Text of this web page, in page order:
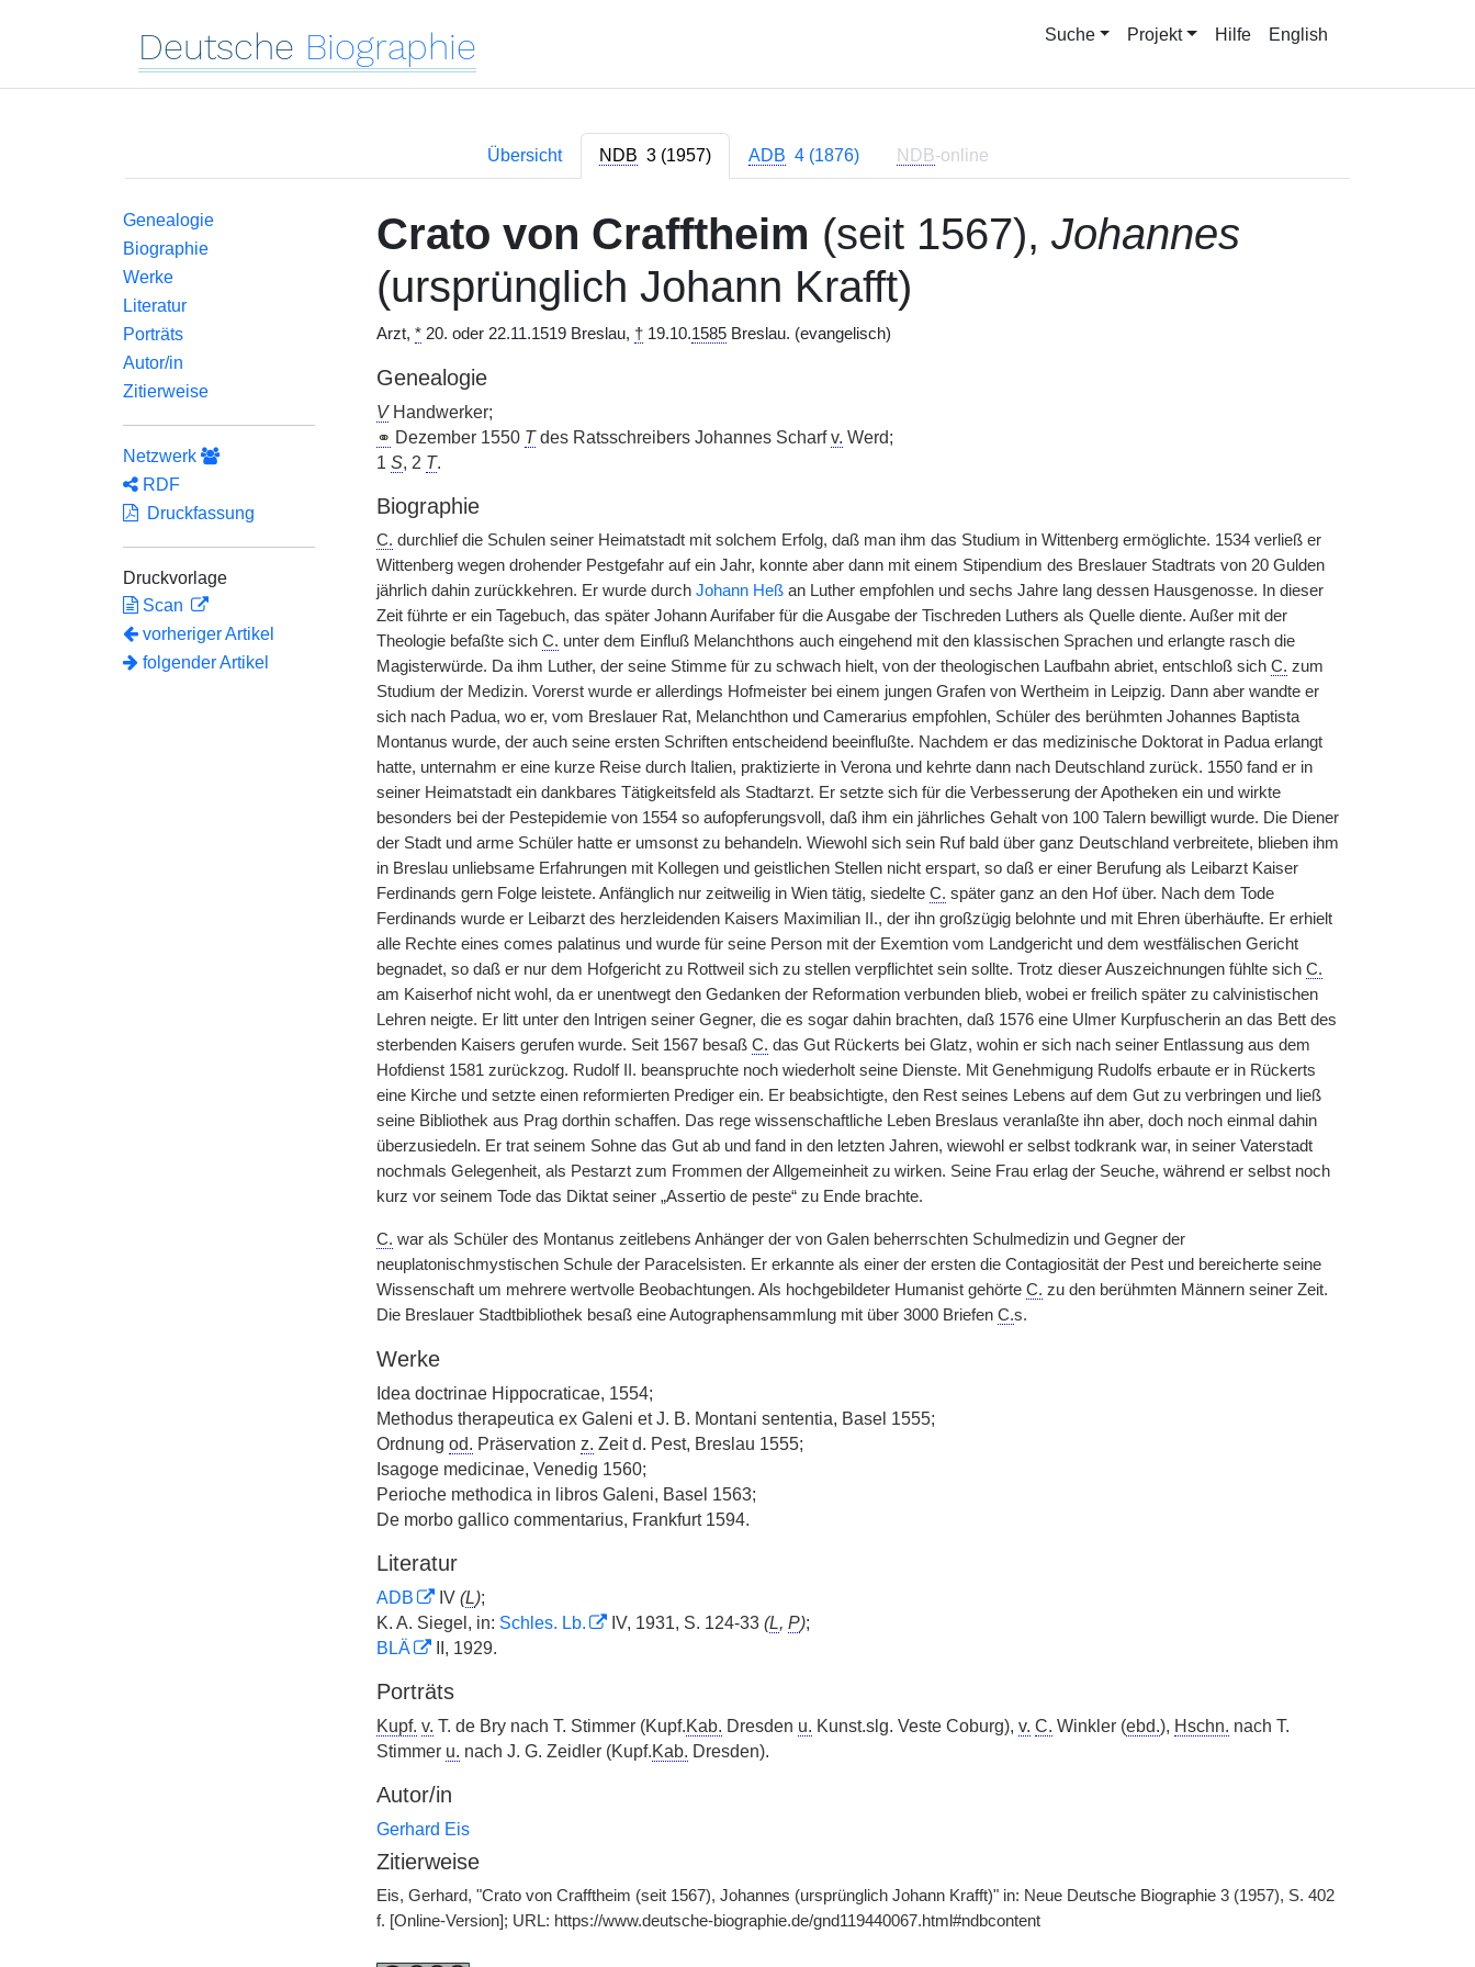
Deutsche Biographie Suche Projekt Hilfe English
Übersicht NDB 3 (1957) ADB 4 (1876) NDB-online
Genealogie
Biographie
Werke
Literatur
Porträts
Autor/in
Zitierweise
Netzwerk
RDF
Druckfassung
Druckvorlage
Scan
vorheriger Artikel
folgender Artikel
Crato von Crafftheim (seit 1567), Johannes
(ursprünglich Johann Krafft)
Arzt, *20. oder 22.11.1519 Breslau, †19.10.1585Breslau. (evangelisch)
Genealogie
VHandwerker;
⚭ Dezember 1550 Tdes Ratsschreibers Johannes Scharfv. Werd;
1 S, 2 T.
Biographie
C. durchlief die Schulen seiner Heimatstadt mit solchem Erfolg, daß man ihm das Studium in Wittenberg ermöglichte. 1534 verließ er
Wittenberg wegen drohender Pestgefahr auf ein Jahr, konnte aber dann mit einem Stipendium des Breslauer Stadtrats von 20 Gulden
jährlich dahin zurückkehren. Er wurde durch Johann Heßan Luther empfohlen und sechs Jahre lang dessen Hausgenosse. In dieser
Zeit führte er ein Tagebuch, das später Johann Aurifaber für die Ausgabe der Tischreden Luthers als Quelle diente. Außer mit der
Theologie befaßte sich C. unter dem Einfluß Melanchthons auch eingehend mit den klassischen Sprachen und erlangte rasch die
Magisterwürde. Da ihm Luther, der seine Stimme für zu schwach hielt, von der theologischen Laufbahn abriet, entschloß sich C. zum
Studium der Medizin. Vorerst wurde er allerdings Hofmeister bei einem jungen Grafen von Wertheim in Leipzig. Dann aber wandte er
sich nach Padua, wo er, vom Breslauer Rat, Melanchthon und Camerarius empfohlen, Schüler des berühmten Johannes Baptista
Montanus wurde, der auch seine ersten Schriften entscheidend beeinflußte. Nachdem er das medizinische Doktorat in Padua erlangt
hatte, unternahm er eine kurze Reise durch Italien, praktizierte in Verona und kehrte dann nach Deutschland zurück. 1550 fand er in
seiner Heimatstadt ein dankbares Tätigkeitsfeld als Stadtarzt. Er setzte sich für die Verbesserung der Apotheken ein und wirkte
besonders bei der Pestepidemie von 1554 so aufopferungsvoll, daß ihm ein jährliches Gehalt von 100 Talern bewilligt wurde. Die Diener
der Stadt und arme Schüler hatte er umsonst zu behandeln. Wiewohl sich sein Ruf bald über ganz Deutschland verbreitete, blieben ihm
in Breslau unliebsame Erfahrungen mit Kollegen und geistlichen Stellen nicht erspart, so daß er einer Berufung als Leibarzt Kaiser
Ferdinands gern Folge leistete. Anfänglich nur zeitweilig in Wien tätig, siedelte C. später| ganz an den Hof über. Nach dem Tode
Ferdinands wurde er Leibarzt des herzleidenden Kaisers Maximilian II., der ihn großzügig belohnte und mit Ehren überhäufte. Er erhielt
alle Rechte eines comes palatinus und wurde für seine Person mit der Exemtion vom Landgericht und dem westfälischen Gericht
begnadet, so daß er nur dem Hofgericht zu Rottweil sich zu stellen verpflichtet sein sollte. Trotz dieser Auszeichnungen fühlte sich C.
am Kaiserhof nicht wohl, da er unentwegt den Gedanken der Reformation verbunden blieb, wobei er freilich später zu calvinistischen
Lehren neigte. Er litt unter den Intrigen seiner Gegner, die es sogar dahin brachten, daß 1576 eine Ulmer Kurpfuscherin an das Bett des
sterbenden Kaisers gerufen wurde. Seit 1567 besaß C. das Gut Rückerts bei Glatz, wohin er sich nach seiner Entlassung aus dem
Hofdienst 1581 zurückzog. Rudolf II. beanspruchte noch wiederholt seine Dienste. Mit Genehmigung Rudolfs erbaute er in Rückerts
eine Kirche und setzte einen reformierten Prediger ein. Er beabsichtigte, den Rest seines Lebens auf dem Gut zu verbringen und ließ
seine Bibliothek aus Prag dorthin schaffen. Das rege wissenschaftliche Leben Breslaus veranlaßte ihn aber, doch noch einmal dahin
überzusiedeln. Er trat seinem Sohne das Gut ab und fand in den letzten Jahren, wiewohl er selbst todkrank war, in seiner Vaterstadt
nochmals Gelegenheit, als Pestarzt zum Frommen der Allgemeinheit zu wirken. Seine Frau erlag der Seuche, während er selbst noch
kurz vor seinem Tode das Diktat seiner „Assertio de peste“ zu Ende brachte.
C. war als Schüler des Montanus zeitlebens Anhänger der von Galen beherrschten Schulmedizin und Gegner der
neuplatonischmystischen Schule der Paracelsisten. Er erkannte als einer der ersten die Contagiosität der Pest und bereicherte seine
Wissenschaft um mehrere wertvolle Beobachtungen. Als hochgebildeter Humanist gehörte C. zu den berühmten Männern seiner Zeit.
Die Breslauer Stadtbibliothek besaß eine Autographensammlung mit über 3000 Briefen C.s.
Werke
Idea doctrinae Hippocraticae, 1554;
Methodus therapeutica ex Galeni et J. B. Montani sententia, Basel 1555;
Ordnung od. Präservation z. Zeit d. Pest, Breslau 1555;
Isagoge medicinae, Venedig 1560;
Perioche methodica in libros Galeni, Basel 1563;
De morbo gallico commentarius, Frankfurt 1594.
Literatur
ADB IV (L);
K. A. Siegel, in: Schles. Lb. IV, 1931, S. 124-33 (L, P);
BLÄ
II, 1929.
Porträts
Kupf. v. T. de Bry nach T. Stimmer (Kupf.Kab. Dresden u. Kunst.slg. Veste Coburg), v. C. Winkler (ebd.), Hschn. nach T.
Stimmer u. nach J. G. Zeidler (Kupf.Kab. Dresden).
Autor/in
Gerhard Eis
Zitierweise
Eis, Gerhard, "Crato von Crafftheim (seit 1567), Johannes (ursprünglich Johann Krafft)" in: Neue Deutsche Biographie 3 (1957), S. 402
f. [Online-Version]; URL: https://www.deutsche-biographie.de/gnd119440067.html#ndbcontent